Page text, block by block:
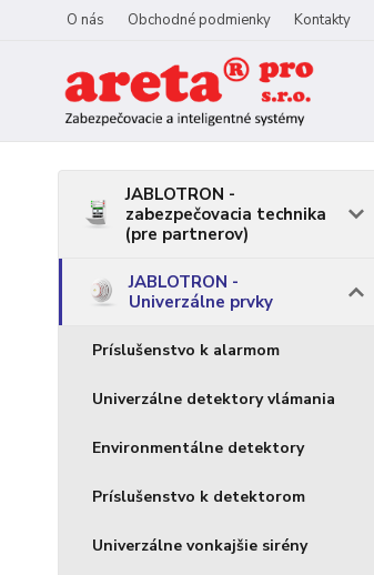
O nás Obchodné podmienky Kontakty
JABLOTRON -
zabezpečovacia technika
(pre partnerov)
JABLOTRON -
Univerzálne prvky
Príslušenstvo k alarmom
Univerzálne detektory vlámania
Environmentálne detektory
Príslušenstvo k detektorom
Univerzálne vonkajšie sirény